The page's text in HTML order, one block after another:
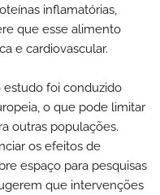
inflamatórias,
que esse alimento
e cardiovascular.
estudo foi conduzido
o que pode limitar
outras populações.
os efeitos de
espaço para pesquisas
que intervenções